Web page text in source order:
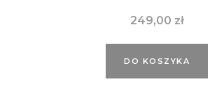
Cena
249,00 zł
DO KOSZYKA